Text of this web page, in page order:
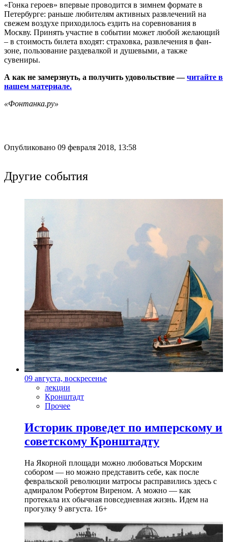
«Гонка героев» впервые проводится в зимнем формате в
Петербурге: раньше любителям активных развлечений на
свежем воздухе приходилось ездить на соревнования в
Москву. Принять участие в событии может любой желающий
– в стоимость билета входят: страховка, развлечения в фан-
зоне, пользование раздевалкой и душевыми, а также
сувениры.
А как не замерзнуть, а получить удовольствие —читайте в
нашем материале.
«Фонтанка.ру»
Опубликовано 09 февраля 2018, 13:58
Другие события
09 августа, воскресенье
лекции
Кронштадт
Прочее
Историк проведет по имперскому и
советскому Кронштадту
На Якорной площади можно любоваться Морским
собором — но можно представить себе, как после
февральской революции матросы расправились здесь с
адмиралом Робертом Виреном. А можно — как
протекала их обычная повседневная жизнь. Идем на
прогулку 9 августа. 16+